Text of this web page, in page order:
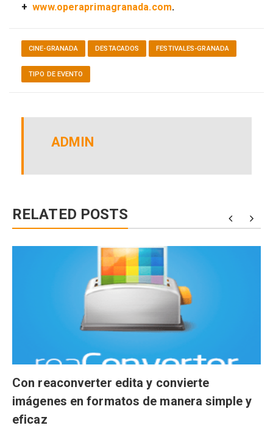
+ www.operaprimagranada.com.
CINE-GRANADA DESTACADOS FESTIVALES-GRANADA
TIPO DE EVENTO
ADMIN
RELATED POSTS
Con reaconverter edita y convierte
imágenes en formatos de manera simple y
eficaz